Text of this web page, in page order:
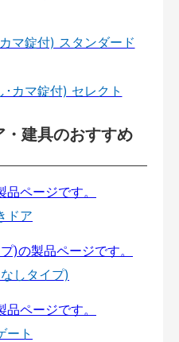
マ錠付) スタンダード
カマ錠付) セレクト
建具のおすすめ
ドア
しタイプ)
ート